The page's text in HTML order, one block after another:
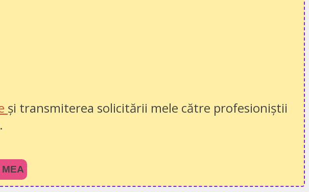
și transmiterea solicitării mele către profesioniștii